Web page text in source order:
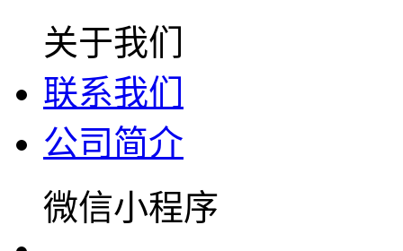
关于我们
联系我们
公司简介
微信小程序